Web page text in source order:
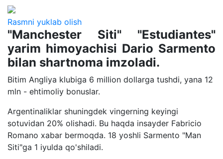
Rasmni yuklab olish
"Manchester Siti" "Estudiantes"
yarim himoyachisi Dario Sarmento
bilan shartnoma imzoladi.
Bitim Angliya klubiga 6 million dollarga tushdi, yana 12
mln - ehtimoliy bonuslar.
Argentinaliklar shuningdek vingerning keyingi
sotuvidan 20% olishadi. Bu haqda insayder Fabricio
Romano xabar bermoqda. 18 yoshli Sarmento "Man
Siti"ga 1 iyulda qo'shiladi.